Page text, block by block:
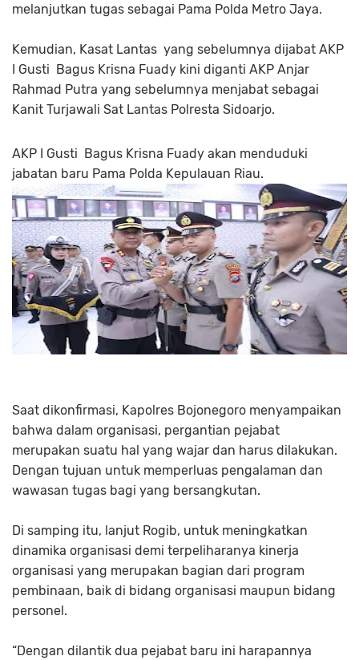
melanjutkan tugas sebagai Pama Polda Metro Jaya.
Kemudian, Kasat Lantas yang sebelumnya dijabat AKP
I Gusti Bagus Krisna Fuady kini diganti AKP Anjar
Rahmad Putra yang sebelumnya menjabat sebagai
Kanit Turjawali Sat Lantas Polresta Sidoarjo.
AKP I Gusti Bagus Krisna Fuady akan menduduki
jabatan baru Pama Polda Kepulauan Riau.
Saat dikonfirmasi, Kapolres Bojonegoro menyampaikan
bahwa dalam organisasi, pergantian pejabat
merupakan suatu hal yang wajar dan harus dilakukan.
Dengan tujuan untuk memperluas pengalaman dan
wawasan tugas bagi yang bersangkutan.
Di samping itu, lanjut Rogib, untuk meningkatkan
dinamika organisasi demi terpeliharanya kinerja
organisasi yang merupakan bagian dari program
pembinaan, baik di bidang organisasi maupun bidang
personel.
“Dengan dilantik dua pejabat baru ini harapannya